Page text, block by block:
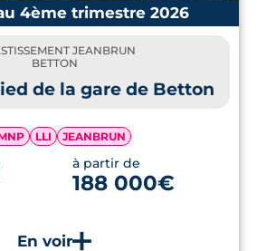
4ème trimestre 2026
JEANBRUN
BETTON
de la gare de Betton
LLI JEANBRUN
à partir de
188 000€